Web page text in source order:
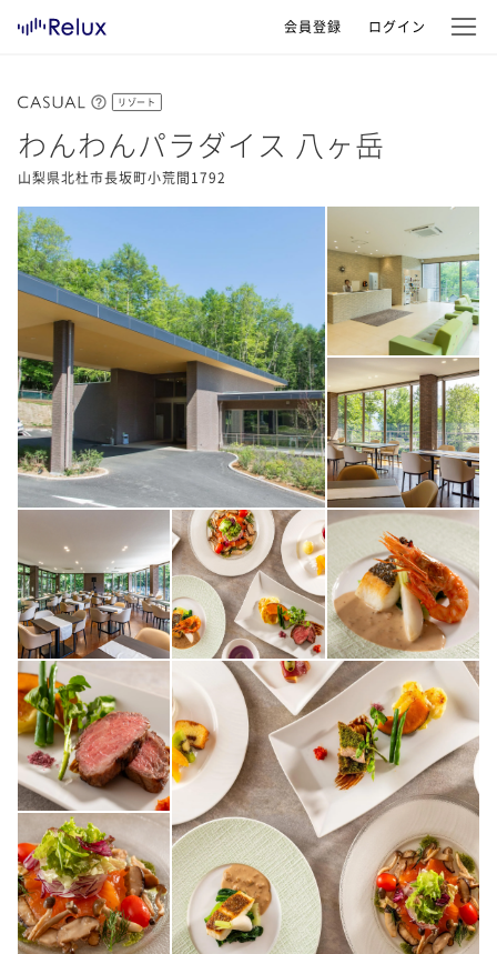
会員登録 ログイン
リゾート
わんわんパラダイス 八ヶ岳
山梨県北杜市長坂町小荒間1792